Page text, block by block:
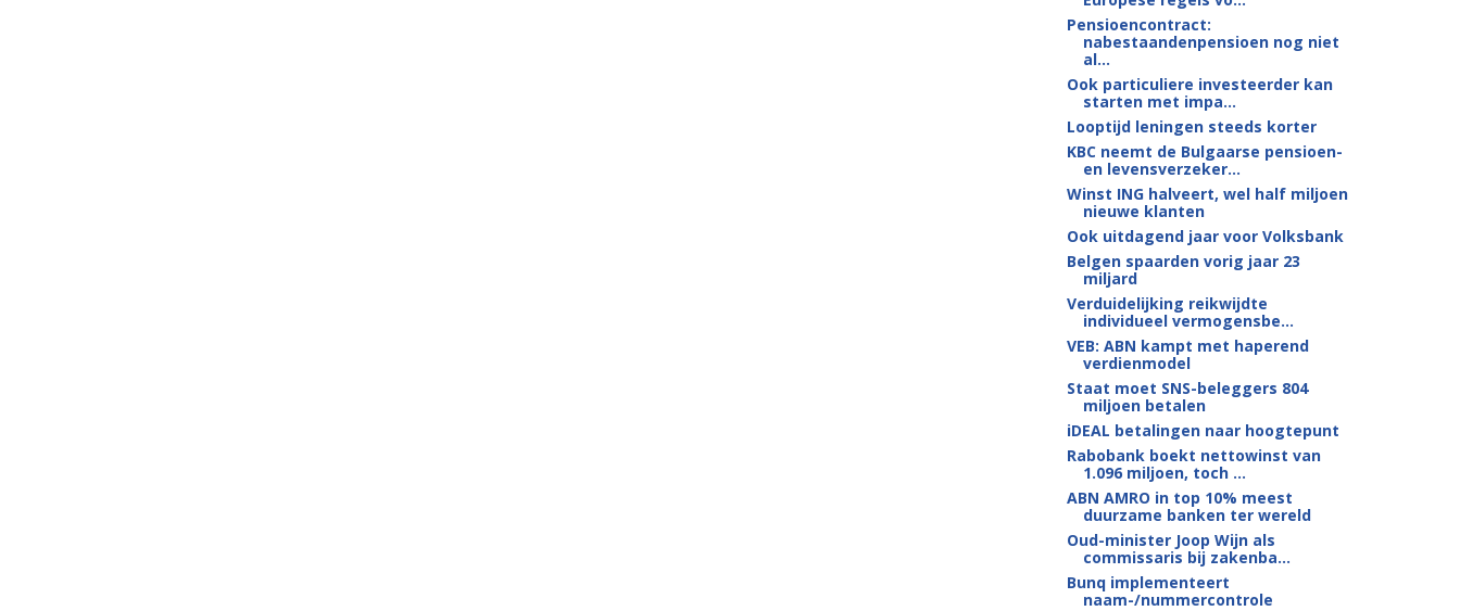
Pensioencontract:
nabestaandenpensioen nog niet
al...
Ook particuliere investeerder kan
starten met impa...
Looptijd leningen steeds korter
KBC neemt de Bulgaarse pensioen-
en levensverzeker...
Winst ING halveert, wel half miljoen
nieuwe klanten
Ook uitdagend jaar voor Volksbank
Belgen spaarden vorig jaar 23
miljard
Verduidelijking reikwijdte
individueel vermogensbe...
VEB: ABN kampt met haperend
verdienmodel
Staat moet SNS-beleggers 804
miljoen betalen
iDEAL betalingen naar hoogtepunt
Rabobank boekt nettowinst van
1.096 miljoen, toch ...
ABN AMRO in top 10% meest
duurzame banken ter wereld
Oud-minister Joop Wijn als
commissaris bij zakenba...
Bunq implementeert
naam-/nummercontrole